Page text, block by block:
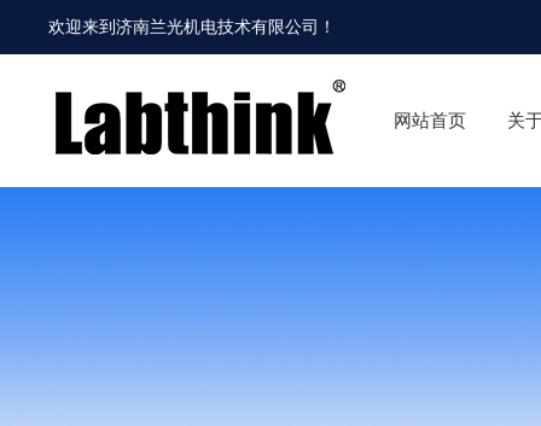
欢迎来到济南兰光机电技术有限公司 ！
网站首页 关